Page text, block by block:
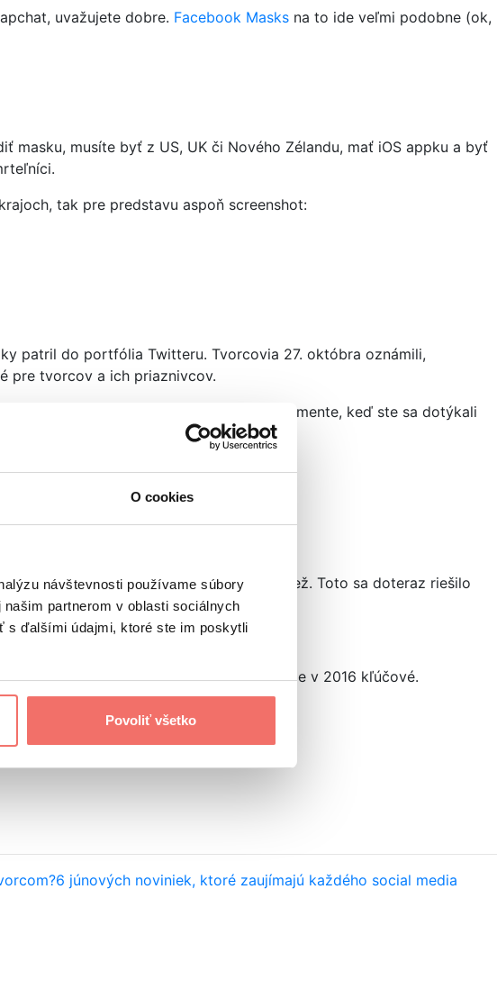
O cookies
návštevnosti používame súbory
partnerom v oblasti sociálnych
s ďalšími údajmi, ktoré ste im poskytli
Povoliť všetko
uvažujete dobre. Facebook Masks na to ide veľmi podobne (ok,
masku, musíte byť z US, UK či Nového Zélandu, mať iOS appku a byť
tak pre predstavu aspoň screenshot:
patril do portfólia Twitteru. Tvorcovia 27. októbra oznámili,
pre tvorcov a ich priaznivcov.
videoslučky, ktoré sa točili len v momente, keď ste sa dotýkali
služby… Holmesa na nich.
riešiť sami
videí autora, ktoré určite chcete vidieť tiež. Toto sa doteraz riešilo
budú fungovať aj na mobiloch, čo je v 2016 kľúčové.
6 júnových noviniek, ktoré zaujímajú každého social media